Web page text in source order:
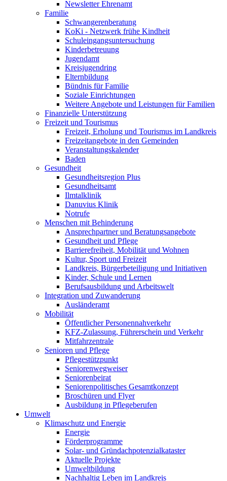
Newsletter Ehrenamt
Familie
Schwangerenberatung
KoKi - Netzwerk frühe Kindheit
Schuleingangsuntersuchung
Kinderbetreuung
Jugendamt
Kreisjugendring
Elternbildung
Bündnis für Familie
Soziale Einrichtungen
Weitere Angebote und Leistungen für Familien
Finanzielle Unterstützung
Freizeit und Tourismus
Freizeit, Erholung und Tourismus im Landkreis
Freizeitangebote in den Gemeinden
Veranstaltungskalender
Baden
Gesundheit
Gesundheitsregion Plus
Gesundheitsamt
Ilmtalklinik
Danuvius Klinik
Notrufe
Menschen mit Behinderung
Ansprechpartner und Beratungsangebote
Gesundheit und Pflege
Barrierefreiheit, Mobilität und Wohnen
Kultur, Sport und Freizeit
Landkreis, Bürgerbeteiligung und Initiativen
Kinder, Schule und Lernen
Berufsausbildung und Arbeitswelt
Integration und Zuwanderung
Ausländeramt
Mobilität
Öffentlicher Personennahverkehr
KFZ-Zulassung, Führerschein und Verkehr
Mitfahrzentrale
Senioren und Pflege
Pflegestützpunkt
Seniorenwegweiser
Seniorenbeirat
Seniorenpolitisches Gesamtkonzept
Broschüren und Flyer
Ausbildung in Pflegeberufen
Umwelt
Klimaschutz und Energie
Energie
Förderprogramme
Solar- und Gründachpotenzialkataster
Aktuelle Projekte
Umweltbildung
Nachhaltig Leben im Landkreis